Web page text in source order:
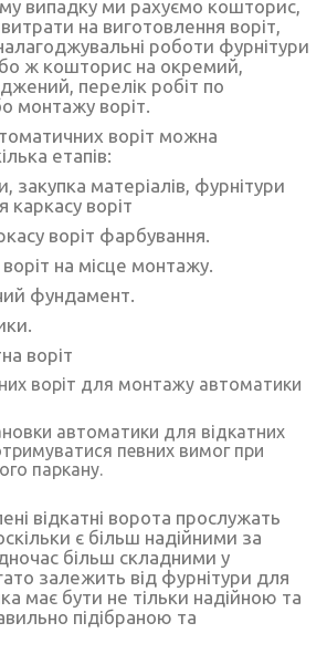
випадку ми рахуємо кошторис,
на виготовлення воріт,
роботи фурнітури
ж кошторис на окремий,
перелік робіт по
монтажу воріт.
воріт можна
етапів:
закупка матеріалів, фурнітури
каркасу воріт
воріт фарбування.
на місце монтажу.
фундамент.
воріт
воріт для монтажу автоматики
автоматики для відкатних
певних вимог при
паркану.
відкатні ворота прослужать
є більш надійними за
більш складними у
залежить від фурнітури для
має бути не тільки надійною та
підібраною та